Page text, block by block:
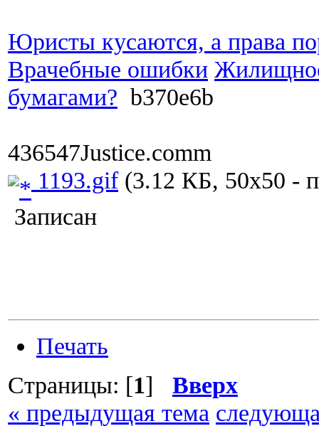
Юристы кусаются, а права
Врачебные ошибки
бумагами? b370e6b
436547Justice.comm
1193.gif(3.12 КБ, 50x50 -
Записан
Печать
Страницы: [1] Вверх
« предыдущая тема